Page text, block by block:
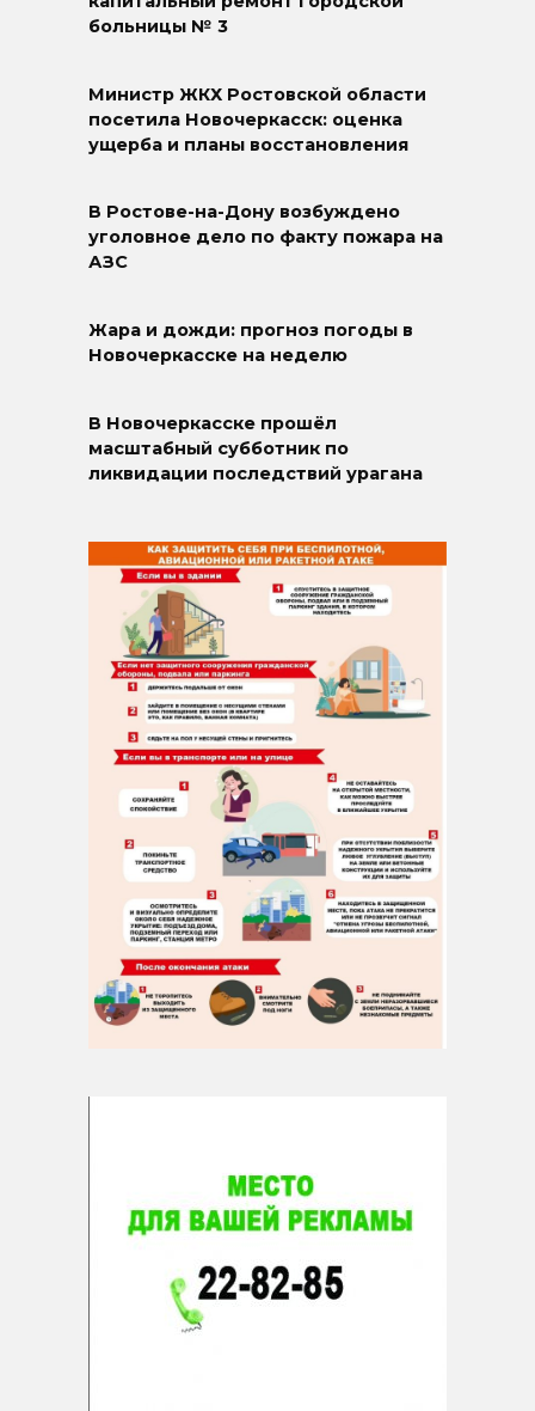
больницы № 3
Министр ЖКХ Ростовской области
посетила Новочеркасск: оценка
ущерба и планы восстановления
В Ростове-на-Дону возбуждено
уголовное дело по факту пожара на
АЗС
Жара и дожди: прогноз погоды в
Новочеркасске на неделю
В Новочеркасске прошёл
масштабный субботник по
ликвидации последствий урагана